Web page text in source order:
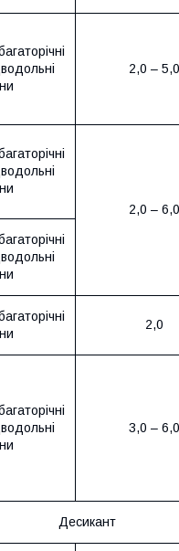
2,0 – 5,0
2,0 – 6,0
2,0
3,0 – 6,0
Десикант